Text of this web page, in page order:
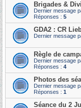
Brigades &
Dernier message
Réponses : 5
GDA2 : CR
Dernier message
Règle de
Dernier message
Réponses : 4
Photos des
Dernier message
Réponses : 1
Séance du 2